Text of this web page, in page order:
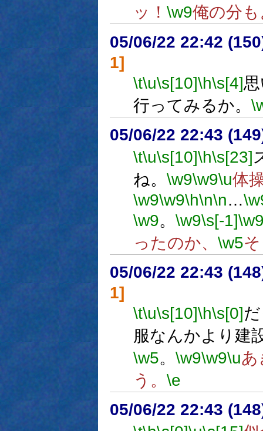
ッ！ \w9俺の分
05/06/22 22:42
1]
\t\u\s[10]\h\s[4]
行ってみるか。
05/06/22 22:43
\t\u\s[10]\h\s[23]
ね。 \w9\w9\u体
\w9\w9\h\n\n…
\w9。 \w9\s[-1]
ったのか、 \w5
05/06/22 22:43
1]
\t\u\s[10]\h\s[0]
服なんかより建
\w5。 \w9\w9\uあ
う。 \e
05/06/22 22:43